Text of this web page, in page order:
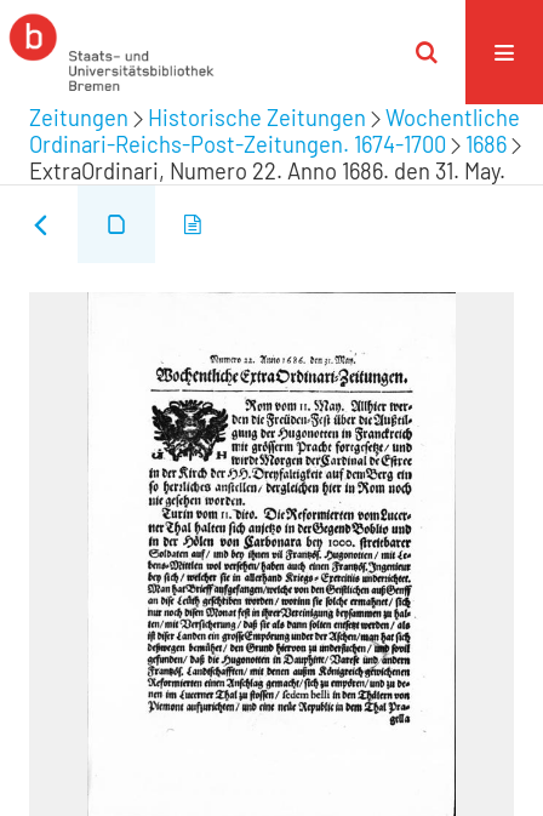
Zeitungen Historische Zeitungen
Wochentliche
Ordinari-Reichs-Post-Zeitungen. 1674-1700
1686
ExtraOrdinari, Numero 22. Anno 1686. den 31. May.